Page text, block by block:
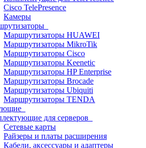
Cisco TelePresence
Камеры
Маршрутизаторы HUAWEI
Маршрутизаторы MikroTik
Маршрутизаторы Cisco
Маршрутизаторы Keenetic
Маршрутизаторы HP Enterprise
Маршрутизаторы Brocade
Маршрутизаторы Ubiquiti
Маршрутизаторы TENDA
для серверов
Сетевые карты
Райзеры и платы расширения
Кабели, аксессуары и адаптеры